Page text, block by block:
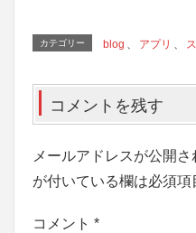
カテゴリー blog 、 アプリ 、
コメントを残す
メールアドレスが公開さ
が付いている欄は必須項
コメント *